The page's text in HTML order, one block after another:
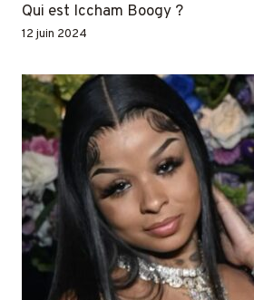
Qui est Iccham Boogy ?
12 juin 2024